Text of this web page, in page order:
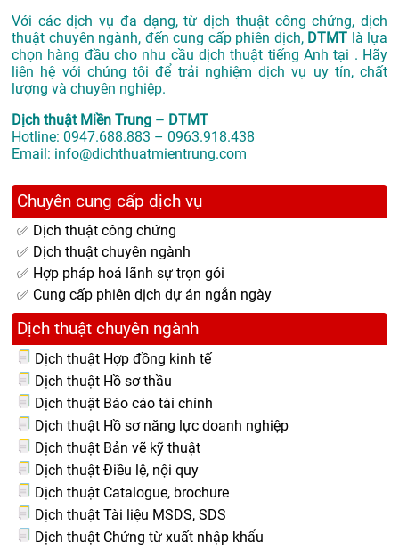
Với các dịch vụ đa dạng, từ dịch thuật công chứng, dịch
thuật chuyên ngành, đến cung cấp phiên dịch, DTMT là lựa
chọn hàng đầu cho nhu cầu dịch thuật tiếng Anh tại . Hãy
liên hệ với chúng tôi để trải nghiệm dịch vụ uy tín, chất
lượng và chuyên nghiệp.
Dịch thuật Miền Trung – DTMT
Hotline: 0947.688.883 – 0963.918.438
Email: info@dichthuatmientrung.com
Chuyên cung cấp dịch vụ
✅ Dịch thuật công chứng
✅ Dịch thuật chuyên ngành
✅ Hợp pháp hoá lãnh sự trọn gói
✅ Cung cấp phiên dịch dự án ngắn ngày
Dịch thuật chuyên ngành
Dịch thuật Hợp đồng kinh tế
Dịch thuật Hồ sơ thầu
Dịch thuật Báo cáo tài chính
Dịch thuật Hồ sơ năng lực doanh nghiệp
Dịch thuật Bản vẽ kỹ thuật
Dịch thuật Điều lệ, nội quy
Dịch thuật Catalogue, brochure
Dịch thuật Tài liệu MSDS, SDS
Dịch thuật Chứng từ xuất nhập khẩu